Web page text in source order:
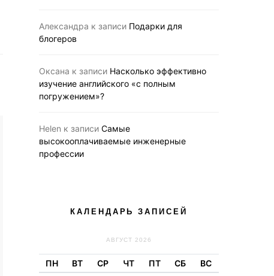
Александра к записи Подарки для
блогеров
Оксана к записи Насколько эффективно
изучение английского «с полным
погружением»?
Helen к записи Самые
высокооплачиваемые инженерные
профессии
КАЛЕНДАРЬ ЗАПИСЕЙ
АВГУСТ 2026
ПН ВТ СР ЧТ ПТ СБ ВС